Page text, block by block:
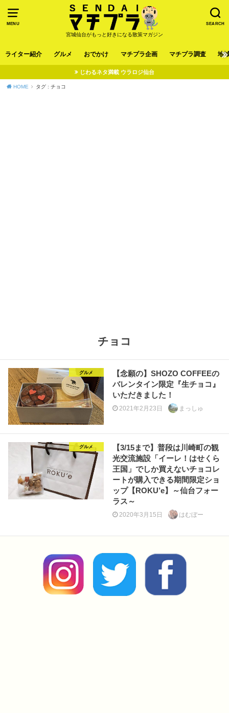
MENU SEARCH
宮城仙台がもっと好きになる散策マガジン
ライター紹介 グルメ おでかけ マチプラ企画 マチプラ調査 地
じわるネタ満載 ウラロジ仙台
HOME タグ : チョコ
チョコ
グルメ
【念願の】SHOZO COFFEEの
バレンタイン限定『生チョコ』
いただきました！
2021年2月23日 まっしゅ
グルメ
【3/15まで】普段は川崎町の観
光交流施設「イーレ！はせくら
王国」でしか買えないチョコレ
ートが購入できる期間限定ショ
ップ【ROKU’e】～仙台フォー
ラス～
2020年3月15日 はむぼー